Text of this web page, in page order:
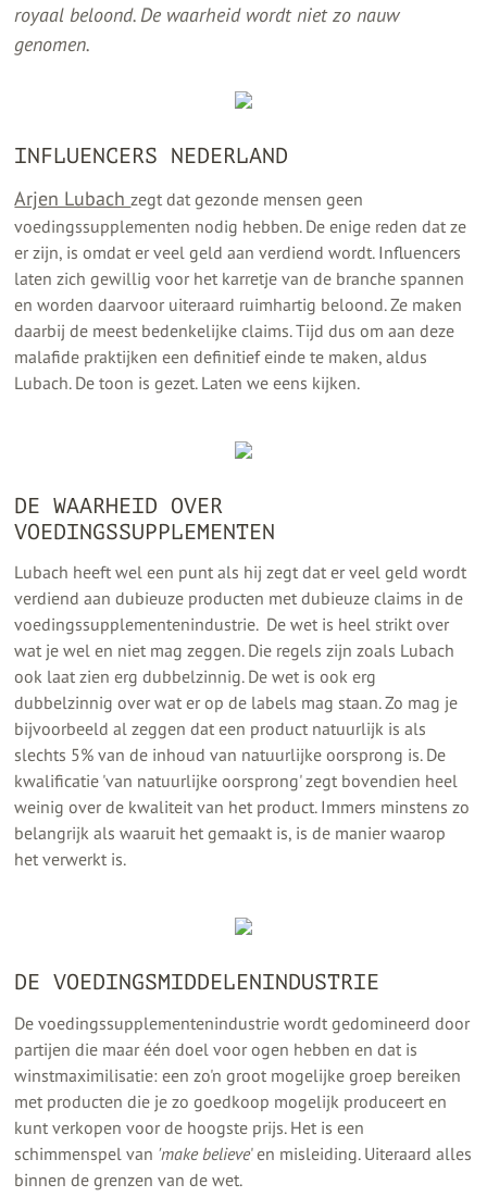
royaal beloond. De waarheid wordt niet zo nauw
genomen.
INFLUENCERS NEDERLAND
Arjen Lubachzegt dat gezonde mensen geen
voedingssupplementen nodig hebben. De enige reden dat ze
er zijn, is omdat er veel geld aan verdiend wordt. Influencers
laten zich gewillig voor het karretje van de branche spannen
en worden daarvoor uiteraard ruimhartig beloond. Ze maken
daarbij de meest bedenkelijke claims. Tijd dus om aan deze
malafide praktijken een definitief einde te maken, aldus
Lubach. De toon is gezet. Laten we eens kijken.
DE WAARHEID OVER
VOEDINGSSUPPLEMENTEN
Lubach heeft wel een punt als hij zegt dat er veel geld wordt
verdiend aan dubieuze producten met dubieuze claims in de
voedingssupplementenindustrie. De wet is heel strikt over
wat je wel en niet mag zeggen. Die regels zijn zoals Lubach
ook laat zien erg dubbelzinnig. De wet is ook erg
dubbelzinnig over wat er op de labels mag staan. Zo mag je
bijvoorbeeld al zeggen dat een product natuurlijk is als
slechts 5% van de inhoud van natuurlijke oorsprong is. De
kwalificatie 'van natuurlijke oorsprong' zegt bovendien heel
weinig over de kwaliteit van het product. Immers minstens zo
belangrijk als waaruit het gemaakt is, is de manier waarop
het verwerkt is.
DE VOEDINGSMIDDELENINDUSTRIE
De voedingssupplementenindustrie wordt gedomineerd door
partijen die maar één doel voor ogen hebben en dat is
winstmaximilisatie: een zo'n groot mogelijke groep bereiken
met producten die je zo goedkoop mogelijk produceert en
kunt verkopen voor de hoogste prijs. Het is een
schimmenspel van 'make believe' en misleiding. Uiteraard alles
binnen de grenzen van de wet.